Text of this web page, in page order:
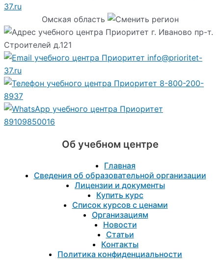
37.ru
Омская область
г. Иваново пр-т.
Строителей д.121
info@prioritet-
37.ru
8-800-200-
8937
89109850016
Об учебном центре
Главная
Сведения об образовательной организации
Лицензии и документы
Купить курс
Список курсов с ценами
Организациям
Новости
Статьи
Контакты
Политика конфиденциальности